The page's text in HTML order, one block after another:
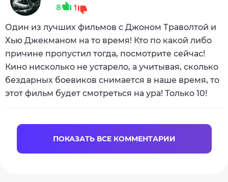
8
1
Один из лучших фильмов с Джоном Траволтой и
Хью Джекманом на то время! Кто по какой либо
причине пропустил тогда, посмотрите сейчас!
Кино нисколько не устарело, а учитывая, сколько
бездарных боевиков снимается в наше время, то
этот фильм будет смотреться на ура! Только 10!
ПОКАЗАТЬ ВСЕ КОММЕНТАРИИ